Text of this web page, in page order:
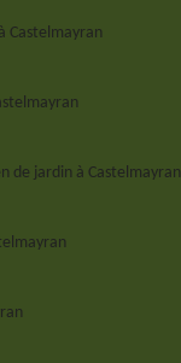
Castelmayran
de jardin à Castelmayran